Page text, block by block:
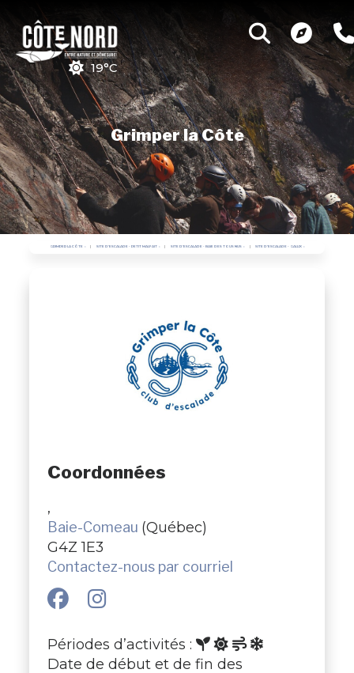
19°C
Grimper la Côte
GRIMPER LA CÔTE SITE D'ESCALADE - PETIT MALFAIT SITE D'ESCALADE - BAIE DES TOUS NUS SITE D'ESCALADE - GALLIX
Coordonnées
,
Baie-Comeau (Québec)
G4Z 1E3
Contactez-nous par courriel
Périodes d’activités :
Date de début et de fin des